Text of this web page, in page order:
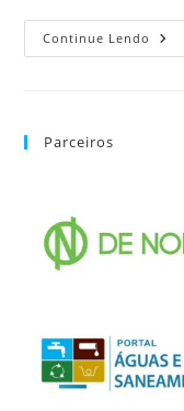
Continue Lendo
Parceiros